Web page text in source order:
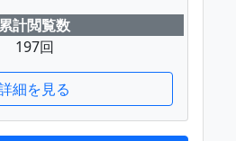
累計閲覧数
197回
細を見る